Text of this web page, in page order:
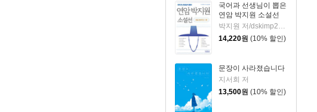
국어과 선생님이 뽑은
연암 박지원 소설선
박지원 저/dskimp2000 편
14,220원 (10% 할인)
문장이 사라졌습니다
지서희 저
13,500원 (10% 할인)